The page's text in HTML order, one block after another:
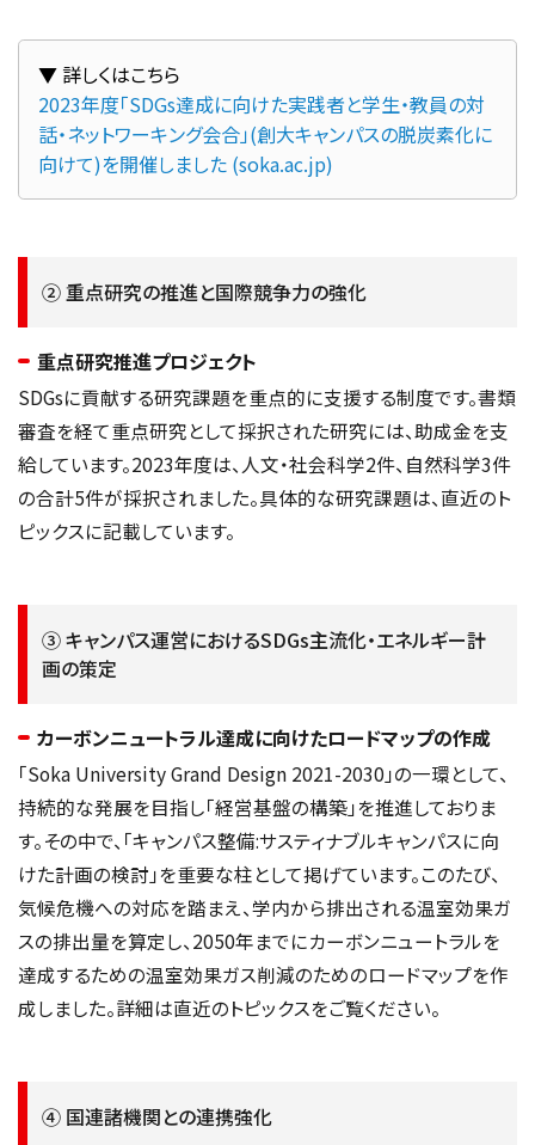
2023年度「SDGs達成に向けた実践者と学生・教員の対
話・ネットワーキング会合」(創大キャンパスの脱炭素化に
向けて)を開催しました (soka.ac.jp)
② 重点研究の推進と国際競争力の強化
重点研究推進プロジェクト
SDGsに貢献する研究課題を重点的に支援する制度です。書類
審査を経て重点研究として採択された研究には、助成金を支
給しています。2023年度は、人文・社会科学2件、自然科学3件
の合計5件が採択されました。具体的な研究課題は、直近のト
ピックスに記載しています。
③ キャンパス運営におけるSDGs主流化・エネルギー計
画の策定
カーボンニュートラル達成に向けたロードマップの作成
「Soka University Grand Design 2021-2030」の一環として、
持続的な発展を目指し「経営基盤の構築」を推進しておりま
す。その中で、「キャンパス整備:サスティナブルキャンパスに向
けた計画の検討」を重要な柱として掲げています。このたび、
気候危機への対応を踏まえ、学内から排出される温室効果ガ
スの排出量を算定し、2050年までにカーボンニュートラルを
達成するための温室効果ガス削減のためのロードマップを作
成しました。詳細は直近のトピックスをご覧ください。
④ 国連諸機関との連携強化